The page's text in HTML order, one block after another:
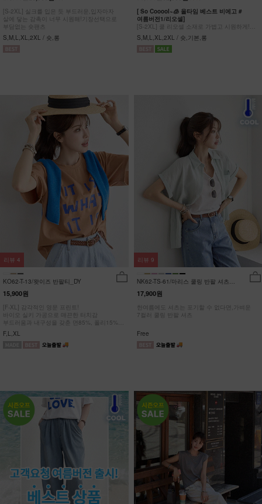
[S-2XL] 실크를 입은 듯 부드러운,입자마자
살에 닿는 감촉이 너무 시원해!기장선택으로
부담없는 숏팬츠
S,M,L,XL,2XL / 숏,롱
[ So Cooool~🧊 올타임 베스트 비에고 #
여름버전1/리오셀]
[S-2XL] 쿨 리오셀 소재로 가볍고 시원하게!
사이드 절개 쿨링 데님팬츠
S,M,L,XL,2XL / 숏,기본,롱
KO62-T-13/왓이즈 반팔티_DY
15,900원
[F-XL] 감각적인 영문 프린트!
바이오 실키 가공으로 매끈한 터치감
부드러움과 내구성을 갖춘 면85%, 폴리15%
#NAK MADE.
F,L,XL
리뷰 4
NK62-TS-61/마리스 쿨링 반팔 셔츠
17,900원
한여름에도 셔츠는 포기할 수 없다면,가벼운
7컬러 쿨링 반팔 셔츠
Free
리뷰 9